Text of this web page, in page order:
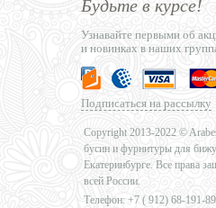
Будьте в курсе!
Узнавайте первыми об
и новинках в наших
Подписаться на рассылку
Copyright 2013-2022 ©
бусин и фурнитуры для
Екатеринбурге. Все права
всей России.
Телефон: +7 ( 912) 68-191-89